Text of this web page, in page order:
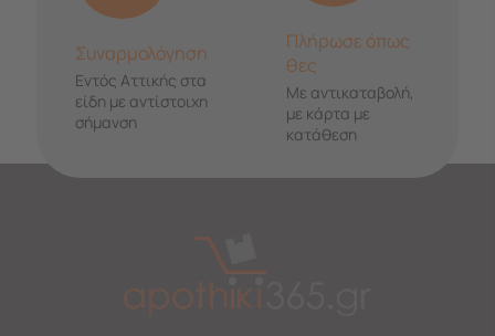
Συναρμολόγηση
Εντός Αττικής στα
είδη με αντίστοιχη
σήμανση
Πλήρωσε όπως
θες
Με αντικαταβολή,
με κάρτα με
κατάθεση